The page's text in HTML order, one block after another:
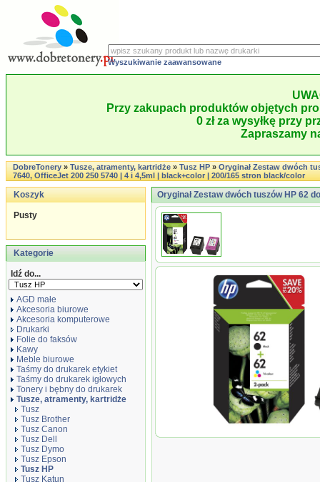
Wyszukiwanie zaawansowane
Przy zakupach produktów objętych
0 zł za wysyłkę przy
Zapraszamy
DobreTonery»Tusze, atramenty, kartridże»Tusz HP»Oryginał Zestaw dwóch
7640, OfficeJet 200 250 5740 | 4 i 4,5ml | black+color | 200/165 stron black/color
Koszyk
Pusty
Kategorie
Idź do...
AGD małe
Akcesoria biurowe
Akcesoria komputerowe
Drukarki
Folie do faksów
Kawy
Meble biurowe
Taśmy do drukarek etykiet
Taśmy do drukarek igłowych
Tonery i bębny do drukarek
Tusze, atramenty, kartridże
Tusz
Tusz Brother
Tusz Canon
Tusz Dell
Tusz Dymo
Tusz Epson
Tusz HP
Tusz Katun
Oryginał Zestaw dwóch tuszów HP 62
Oryginał Zestaw dwóch